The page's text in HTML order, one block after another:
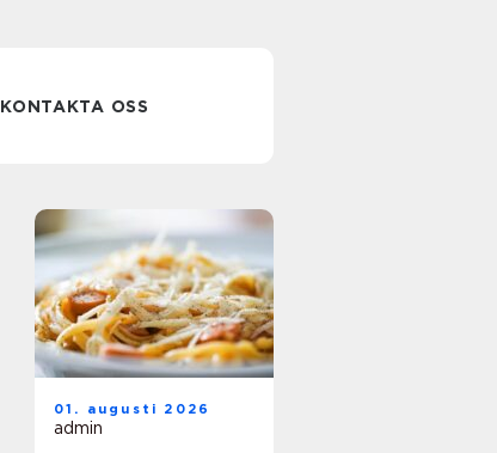
KONTAKTA OSS
01. augusti 2026
admin